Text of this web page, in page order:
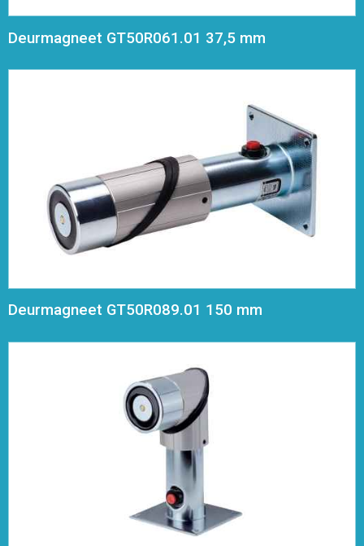
Deurmagneet GT50R061.01 37,5 mm
Deurmagneet GT50R089.01 150 mm